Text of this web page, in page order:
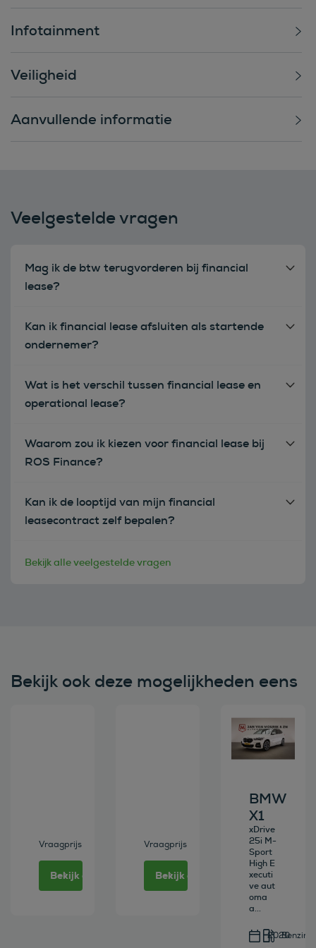
Infotainment
Veiligheid
Aanvullende informatie
Veelgestelde vragen
Mag ik de btw terugvorderen bij financial
lease?
Kan ik financial lease afsluiten als startende
ondernemer?
Wat is het verschil tussen financial lease en
operational lease?
Waarom zou ik kiezen voor financial lease bij
ROS Finance?
Kan ik de looptijd van mijn financial
leasecontract zelf bepalen?
Bekijk alle veelgestelde vragen
Bekijk ook deze mogelijkheden eens
Vraagprijs
Bekijk deze auto
Vraagprijs
Bekijk deze auto
Bekijk deze
BMW
X1
xDrive
25i M-
Sport
High E
xecuti
ve aut
oma
a...
2020Benzine